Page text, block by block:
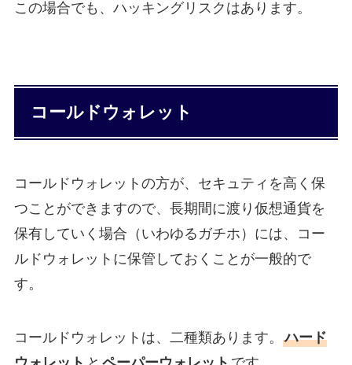
この場合でも、ハッキングリスクはあります。
コールドウォレット
コールドウォレットの方が、セキュティを高く保
つことができますので、長期間に渡り仮想通貨を
保有していく場合（いわゆるガチホ）には、コー
ルドウォレットに保管しておくことが一般的で
す。
コールドウォレットは、二種類あります。 ハード